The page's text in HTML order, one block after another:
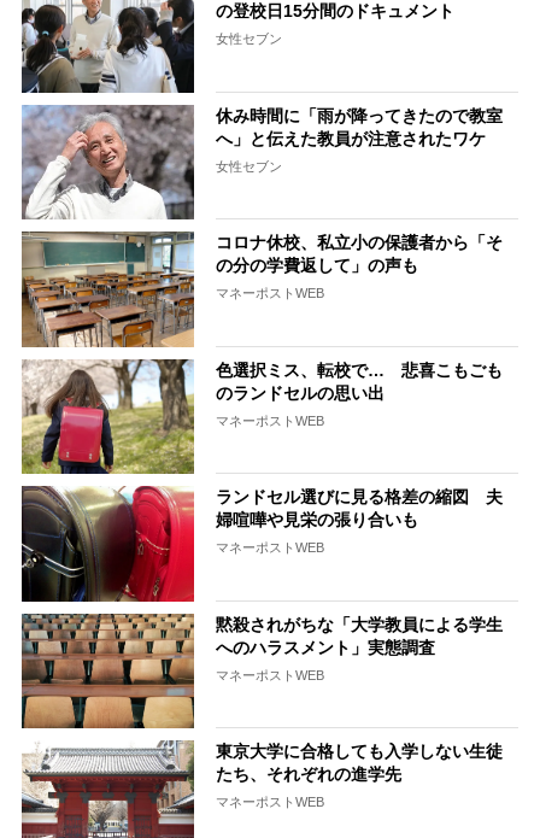
の登校日15分間のドキュメント
女性セブン
休み時間に「雨が降ってきたので教室
へ」と伝えた教員が注意されたワケ
女性セブン
コロナ休校、私立小の保護者から「そ
の分の学費返して」の声も
マネーポストWEB
色選択ミス、転校で… 悲喜こもごも
のランドセルの思い出
マネーポストWEB
ランドセル選びに見る格差の縮図 夫
婦喧嘩や見栄の張り合いも
マネーポストWEB
黙殺されがちな「大学教員による学生
へのハラスメント」実態調査
マネーポストWEB
東京大学に合格しても入学しない生徒
たち、それぞれの進学先
マネーポストWEB